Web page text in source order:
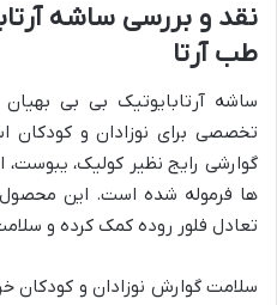
نقد و بررسی ساشه
طب آرتا
ساشه آرتابایوتیک بی بی
تخصصی برای نوزادان و
گوارشی رایج نظیر کولیک،
ها فرموله شده است. این محصول
تعادل فلور روده کمک کرده و
سلامت گوارش نوزادان و کودکان